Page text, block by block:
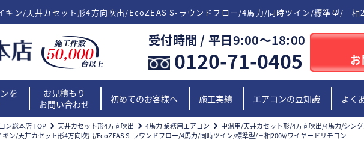
キン/天井カセット形4方向吹出/EcoZEAS S-ラウンドフロー/4馬力/同時ツイン/標準型/三
受付時間 / 平日9:00〜18:00
0120-71-0405
を
お見積もり
お問い合わせ
初めてのお客様へ 施工実績 エアコンの豆知識 よく
ン総本店 TOP 天井カセット形4方向吹出 4馬力 業務用エアコン
中温用/天井カセット形/4方向吹出/4馬力/シン
キン/天井カセット形4方向吹出/EcoZEAS S-ラウンドフロー/4馬力/同時ツイン/標準型/三相200V/ワイヤードリモコン